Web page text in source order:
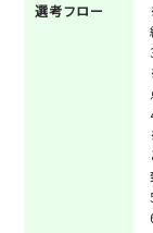
選考フロー